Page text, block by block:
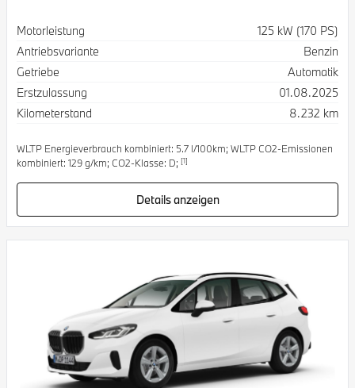
Spezifikation
Motorleistung
125 kW (170 PS)
Antriebsvariante
Benzin
Getriebe
Automatik
Erstzulassung
01.08.2025
Kilometerstand
8.232 km
WLTP Energieverbrauch kombiniert: 5.7 l/100km; WLTP CO2-Emissionen
kombiniert: 129 g/km; CO2-Klasse: D; [1]
Details anzeigen